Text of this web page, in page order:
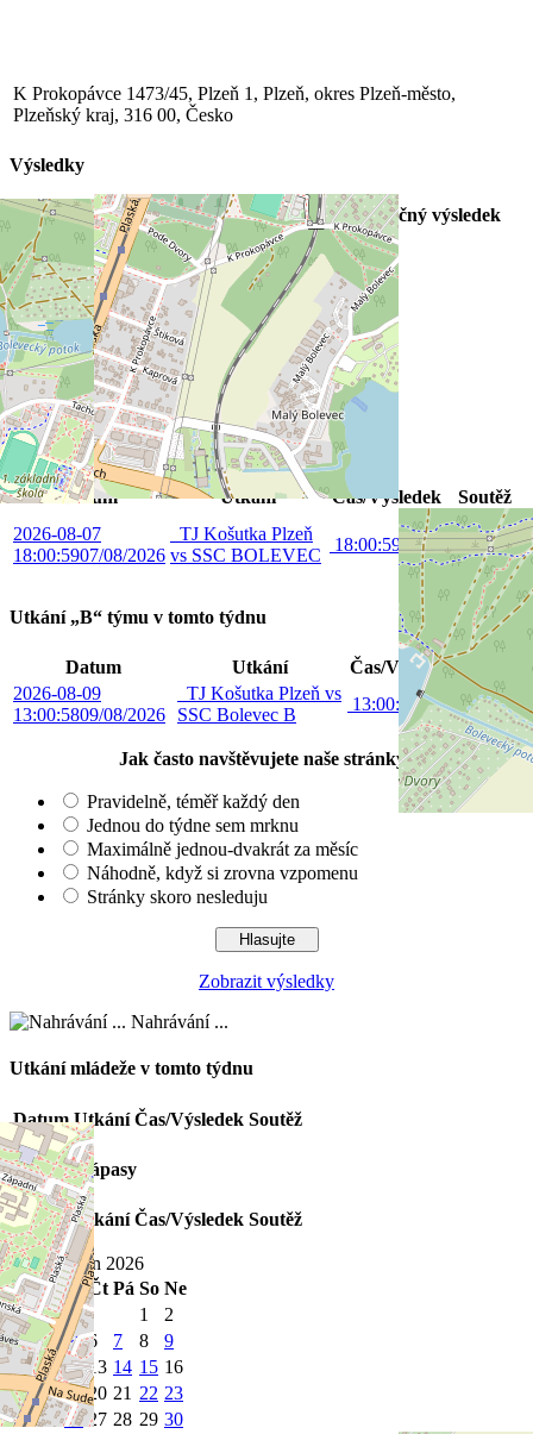
K Prokopávce 1473/45, Plzeň 1, Plzeň, okres Plzeň-město,
Plzeňský kraj, 316 00, Česko
Výsledky
Klub 1. poločas 2. poločas Konečný výsledek
SSC BOLEVEC
2
2
SK Slovan Plzeň 1910 0 0 0
SSC BOLEVEC
15 Pelnář Michal
Šplíchal Jan
Utkání "A" týmu v tomto týdnu
Datum Utkání Čas/Výsledek
Soutěž
2026-08-07
18:00:5907/08/2026
TJ Košutka Plzeň
vs SSC BOLEVEC
18:00:5918:00
SELECT
6.liga
PKFS
Utkání „B“ týmu v tomto týdnu
Datum Utkání Čas/Výsledek
2026-08-09
13:00:5809/08/2026
TJ Košutka Plzeň vs
SSC Bolevec B
13:00:5813:00
9. liga
MSM
Jak často navštěvujete naše stránky?
Pravidelně, téměř každý den
Jednou do týdne sem mrknu
Maximálně jednou-dvakrát za měsíc
Náhodně, když si zrovna vzpomenu
Stránky skoro nesleduju
Zobrazit výsledky
Nahrávání ...
Utkání mládeže v tomto týdnu
Datum Utkání Čas/Výsledek Soutěž
Poslední zápasy
Datum Utkání Čas/Výsledek Soutěž
Srpen 2026
Po Út St Čt Pá So Ne
1
2
3
4 5 6 7 8
9
10 11 12 13 14 15 16
17 18 19 20 21 22 23
24 25 26 27 28 29 30